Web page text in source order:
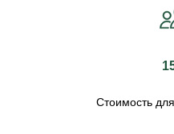
Стоимость